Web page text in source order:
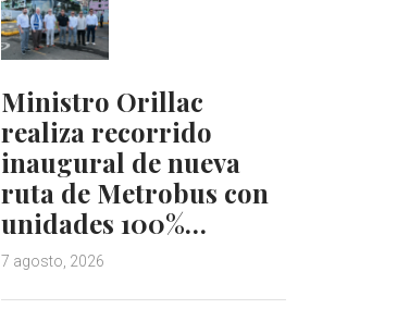
Ministro Orillac
realiza recorrido
inaugural de nueva
ruta de Metrobus con
unidades 100%…
7 agosto, 2026